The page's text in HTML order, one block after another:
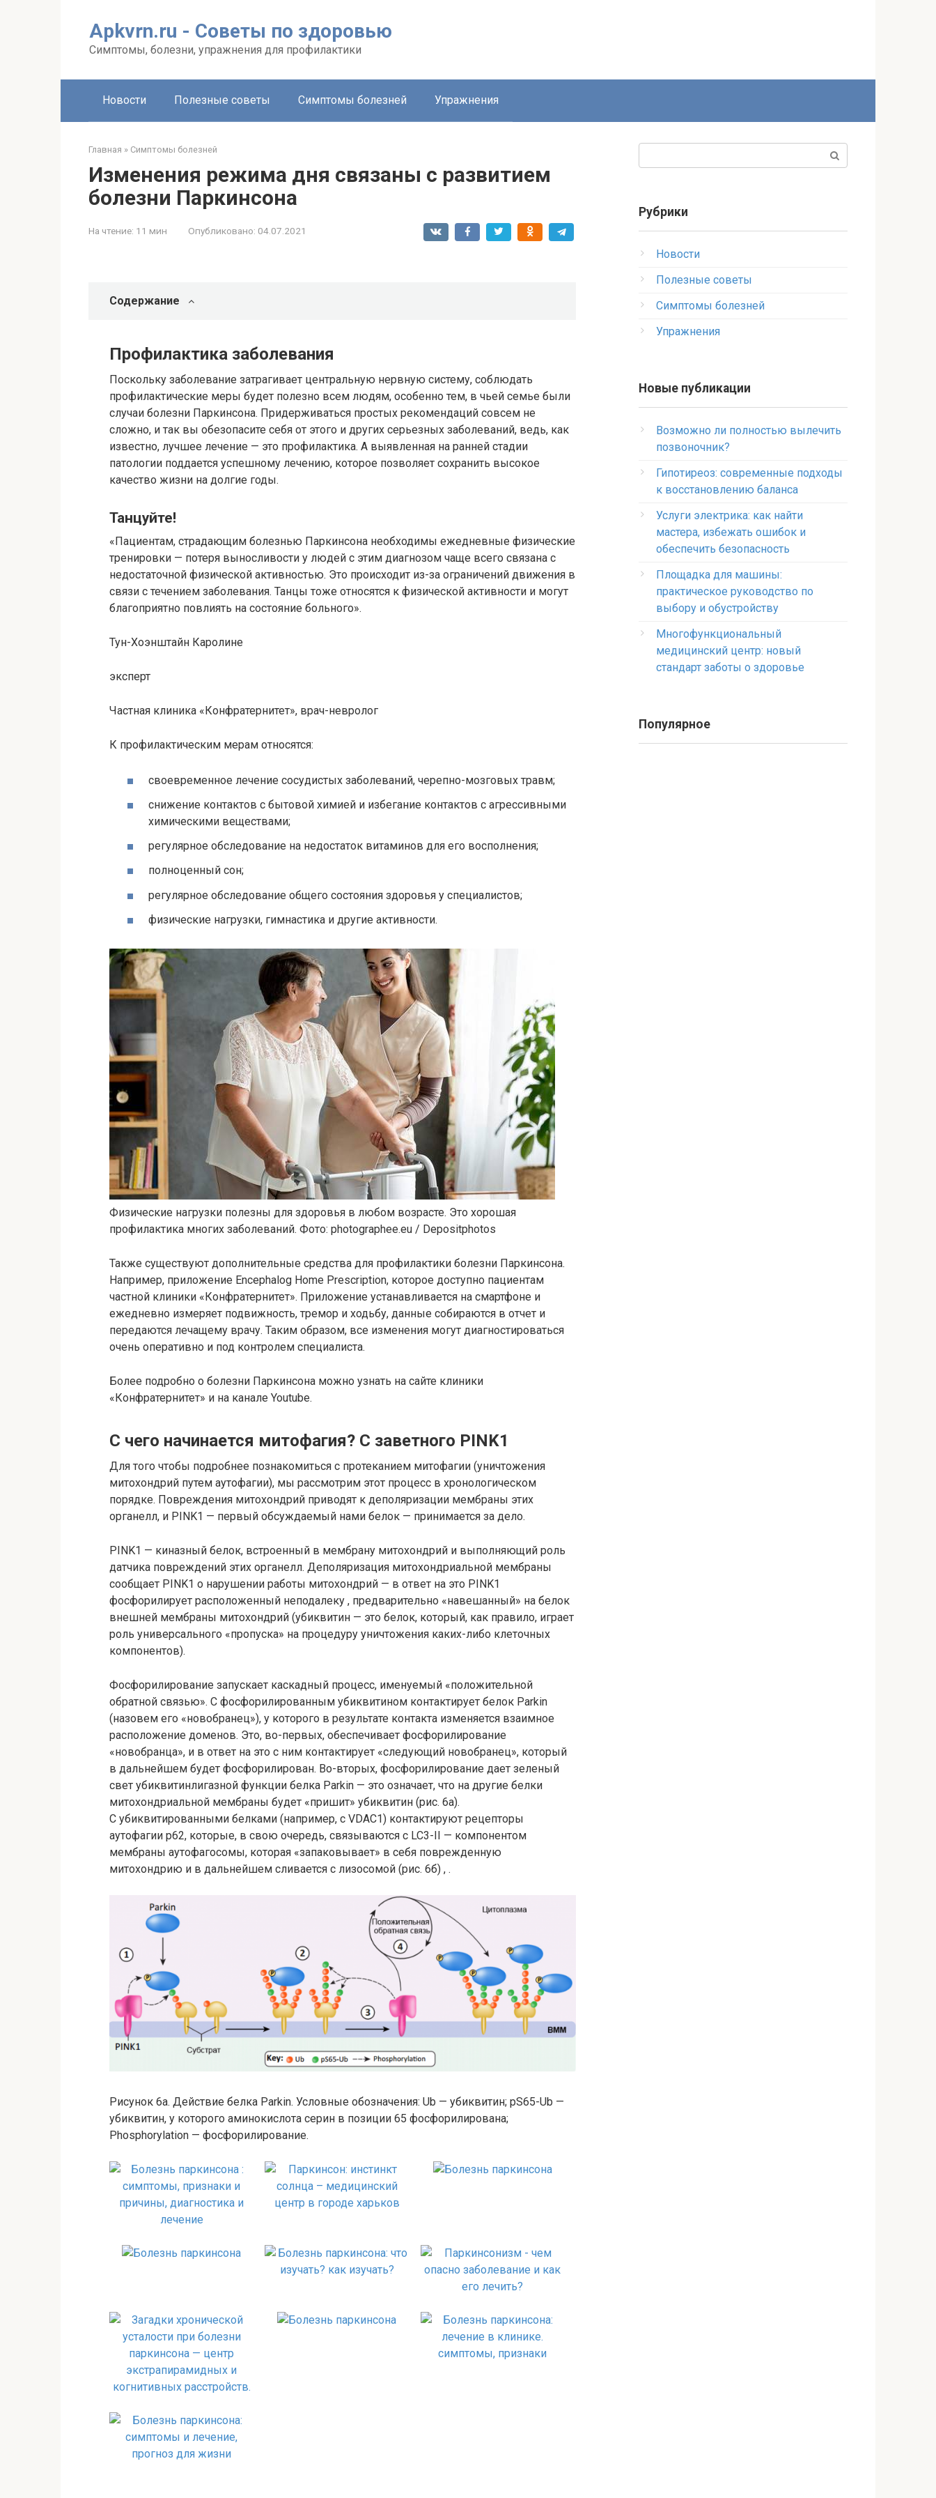
Apkvrn.ru - Советы по здоровью
Симптомы, болезни, упражнения для профилактики
Новости Полезные советы Симптомы болезней Упражнения
Главная » Симптомы болезней
Изменения режима дня связаны с развитием
болезни Паркинсона
На чтение: 11 мин Опубликовано: 04.07.2021
Содержание
Профилактика заболевания
Поскольку заболевание затрагивает центральную нервную систему, соблюдать
профилактические меры будет полезно всем людям, особенно тем, в чьей семье были
случаи болезни Паркинсона. Придерживаться простых рекомендаций совсем не
сложно, и так вы обезопасите себя от этого и других серьезных заболеваний, ведь, как
известно, лучшее лечение — это профилактика. А выявленная на ранней стадии
патологии поддается успешному лечению, которое позволяет сохранить высокое
качество жизни на долгие годы.
Танцуйте!
«Пациентам, страдающим болезнью Паркинсона необходимы ежедневные физические
тренировки — потеря выносливости у людей с этим диагнозом чаще всего связана с
недостаточной физической активностью. Это происходит из-за ограничений движения в
связи с течением заболевания. Танцы тоже относятся к физической активности и могут
благоприятно повлиять на состояние больного».
Тун-Хоэнштайн Каролине
эксперт
Частная клиника «Конфратернитет», врач-невролог
К профилактическим мерам относятся:
своевременное лечение сосудистых заболеваний, черепно-мозговых травм;
снижение контактов с бытовой химией и избегание контактов с агрессивными
химическими веществами;
регулярное обследование на недостаток витаминов для его восполнения;
полноценный сон;
регулярное обследование общего состояния здоровья у специалистов;
физические нагрузки, гимнастика и другие активности.
Физические нагрузки полезны для здоровья в любом возрасте. Это хорошая
профилактика многих заболеваний. Фото: photographee.eu / Depositphotos
Также существуют дополнительные средства для профилактики болезни Паркинсона.
Например, приложение Encephalog Home Prescription, которое доступно пациентам
частной клиники «Конфратернитет». Приложение устанавливается на смартфоне и
ежедневно измеряет подвижность, тремор и ходьбу, данные собираются в отчет и
передаются лечащему врачу. Таким образом, все изменения могут диагностироваться
очень оперативно и под контролем специалиста.
Более подробно о болезни Паркинсона можно узнать на сайте клиники
«Конфратернитет» и на канале Youtube.
С чего начинается митофагия? С заветного PINK1
Для того чтобы подробнее познакомиться с протеканием митофагии (уничтожения
митохондрий путем аутофагии), мы рассмотрим этот процесс в хронологическом
порядке. Повреждения митохондрий приводят к деполяризации мембраны этих
органелл, и PINK1 — первый обсуждаемый нами белок — принимается за дело.
PINK1 — киназный белок, встроенный в мембрану митохондрий и выполняющий роль
датчика повреждений этих органелл. Деполяризация митохондриальной мембраны
сообщает PINK1 о нарушении работы митохондрий — в ответ на это PINK1
фосфорилирует расположенный неподалеку , предварительно «навешанный» на белок
внешней мембраны митохондрий (убиквитин — это белок, который, как правило, играет
роль универсального «пропуска» на процедуру уничтожения каких-либо клеточных
компонентов).
Фосфорилирование запускает каскадный процесс, именуемый «положительной
обратной связью». С фосфорилированным убиквитином контактирует белок Parkin
(назовем его «новобранец»), у которого в результате контакта изменяется взаимное
расположение доменов. Это, во-первых, обеспечивает фосфорилирование
«новобранца», и в ответ на это с ним контактирует «следующий новобранец», который
в дальнейшем будет фосфорилирован. Во-вторых, фосфорилирование дает зеленый
свет убиквитинлигазной функции белка Parkin — это означает, что на другие белки
митохондриальной мембраны будет «пришит» убиквитин (рис. 6а).
С убиквитированными белками (например, с VDAC1) контактируют рецепторы
аутофагии p62, которые, в свою очередь, связываются с LC3-II — компонентом
мембраны аутофагосомы, которая «запаковывает» в себя поврежденную
митохондрию и в дальнейшем сливается с лизосомой (рис. 6б) , .
Рисунок 6а. Действие белка Parkin. Условные обозначения: Ub — убиквитин; pS65-Ub —
убиквитин, у которого аминокислота серин в позиции 65 фосфорилирована;
Phosphorylation — фосфорилирование.
Рубрики
Новости
Полезные советы
Симптомы болезней
Упражнения
Новые публикации
Возможно ли полностью вылечить
позвоночник?
Гипотиреоз: современные подходы
к восстановлению баланса
Услуги электрика: как найти
мастера, избежать ошибок и
обеспечить безопасность
Площадка для машины:
практическое руководство по
выбору и обустройству
Многофункциональный
медицинский центр: новый
стандарт заботы о здоровье
Популярное